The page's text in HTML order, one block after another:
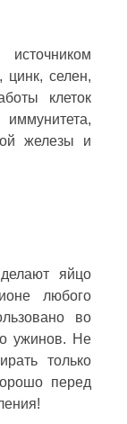
цинк, селен,
клеток
железы и
яйцо
любого
во
ужинов. Не
только
перед